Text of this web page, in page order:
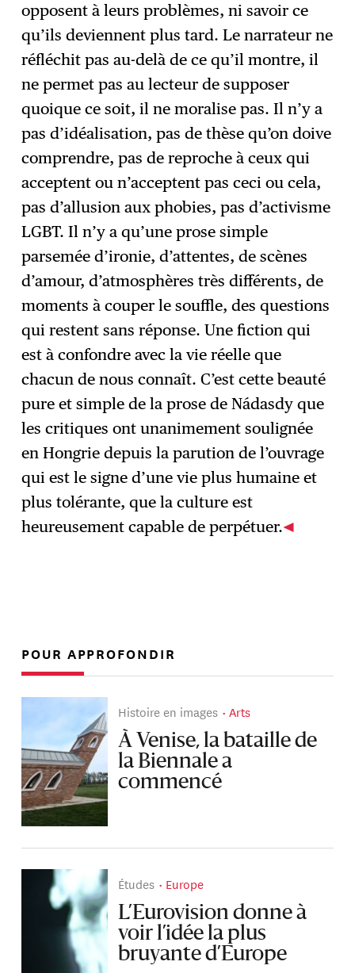
opposent à leurs problèmes, ni savoir ce
qu’ils deviennent plus tard. Le narrateur ne
réfléchit pas au-delà de ce qu’il montre, il
ne permet pas au lecteur de supposer
quoique ce soit, il ne moralise pas. Il n’y a
pas d’idéalisation, pas de thèse qu’on doive
comprendre, pas de reproche à ceux qui
acceptent ou n’acceptent pas ceci ou cela,
pas d’allusion aux phobies, pas d’activisme
LGBT. Il n’y a qu’une prose simple
parsemée d’ironie, d’attentes, de scènes
d’amour, d’atmosphères très différents, de
moments à couper le souffle, des questions
qui restent sans réponse. Une fiction qui
est à confondre avec la vie réelle que
chacun de nous connaît. C’est cette beauté
pure et simple de la prose de Nádasdy que
les critiques ont unanimement soulignée
en Hongrie depuis la parution de l’ouvrage
qui est le signe d’une vie plus humaine et
plus tolérante, que la culture est
heureusement capable de perpétuer.
POUR APPROFONDIR
Histoire en images Arts
À Venise, la bataille de
la Biennale a
commencé
Études Europe
L’Eurovision donne à
voir l’idée la plus
bruyante d’Europe